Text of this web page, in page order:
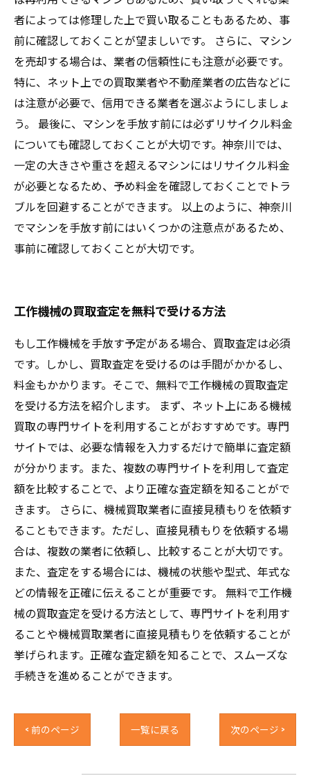
者によっては修理した上で買い取ることもあるため、事
前に確認しておくことが望ましいです。 さらに、マシン
を売却する場合は、業者の信頼性にも注意が必要です。
特に、ネット上での買取業者や不動産業者の広告などに
は注意が必要で、信用できる業者を選ぶようにしましょ
う。 最後に、マシンを手放す前には必ずリサイクル料金
についても確認しておくことが大切です。神奈川では、
一定の大きさや重さを超えるマシンにはリサイクル料金
が必要となるため、予め料金を確認しておくことでトラ
ブルを回避することができます。 以上のように、神奈川
でマシンを手放す前にはいくつかの注意点があるため、
事前に確認しておくことが大切です。
工作機械の買取査定を無料で受ける方法
もし工作機械を手放す予定がある場合、買取査定は必須
です。しかし、買取査定を受けるのは手間がかかるし、
料金もかかります。そこで、無料で工作機械の買取査定
を受ける方法を紹介します。 まず、ネット上にある機械
買取の専門サイトを利用することがおすすめです。専門
サイトでは、必要な情報を入力するだけで簡単に査定額
が分かります。また、複数の専門サイトを利用して査定
額を比較することで、より正確な査定額を知ることがで
きます。 さらに、機械買取業者に直接見積もりを依頼す
ることもできます。ただし、直接見積もりを依頼する場
合は、複数の業者に依頼し、比較することが大切です。
また、査定をする場合には、機械の状態や型式、年式な
どの情報を正確に伝えることが重要です。 無料で工作機
械の買取査定を受ける方法として、専門サイトを利用す
ることや機械買取業者に直接見積もりを依頼することが
挙げられます。正確な査定額を知ることで、スムーズな
手続きを進めることができます。
< 前のページ 一覧に戻る 次のページ >